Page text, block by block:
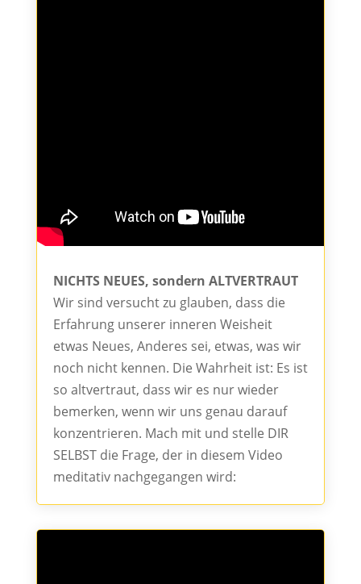
NICHTS NEUES, sondern ALTVERTRAUT
Wir sind versucht zu glauben, dass die
Erfahrung unserer inneren Weisheit
etwas Neues, Anderes sei, etwas, was wir
noch nicht kennen. Die Wahrheit ist: Es ist
so altvertraut, dass wir es nur wieder
bemerken, wenn wir uns genau darauf
konzentrieren. Mach mit und stelle DIR
SELBST die Frage, der in diesem Video
meditativ nachgegangen wird: